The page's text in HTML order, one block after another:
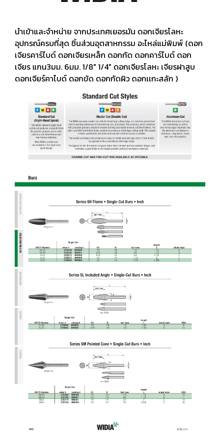
นำเข้าและจำหน่าย จากประเทศเยอรมัน ดอกเจียรโลหะ
อุปกรณ์ครบที่สุด ชิ้นส่วนอุตสาหกรรม อะไหล่แม่พิมพ์ (ดอก
เจียรคาร์ไบด์ ดอกเจียรเหล็ก ดอกกัด ดอกคาร์ไบด์ ดอก
เจียร แกน3มม. 6มม. 1/8" 1/4" ดอกเจียรโลหะ เจียรฝาสูบ
ดอกเจียร์คาไบด์ ดอกขัด ดอกกัดผิว ดอกเเกะสลัก )